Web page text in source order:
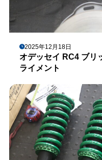
2025年12月18日
オデッセイ RC4 ブリ
ライメント